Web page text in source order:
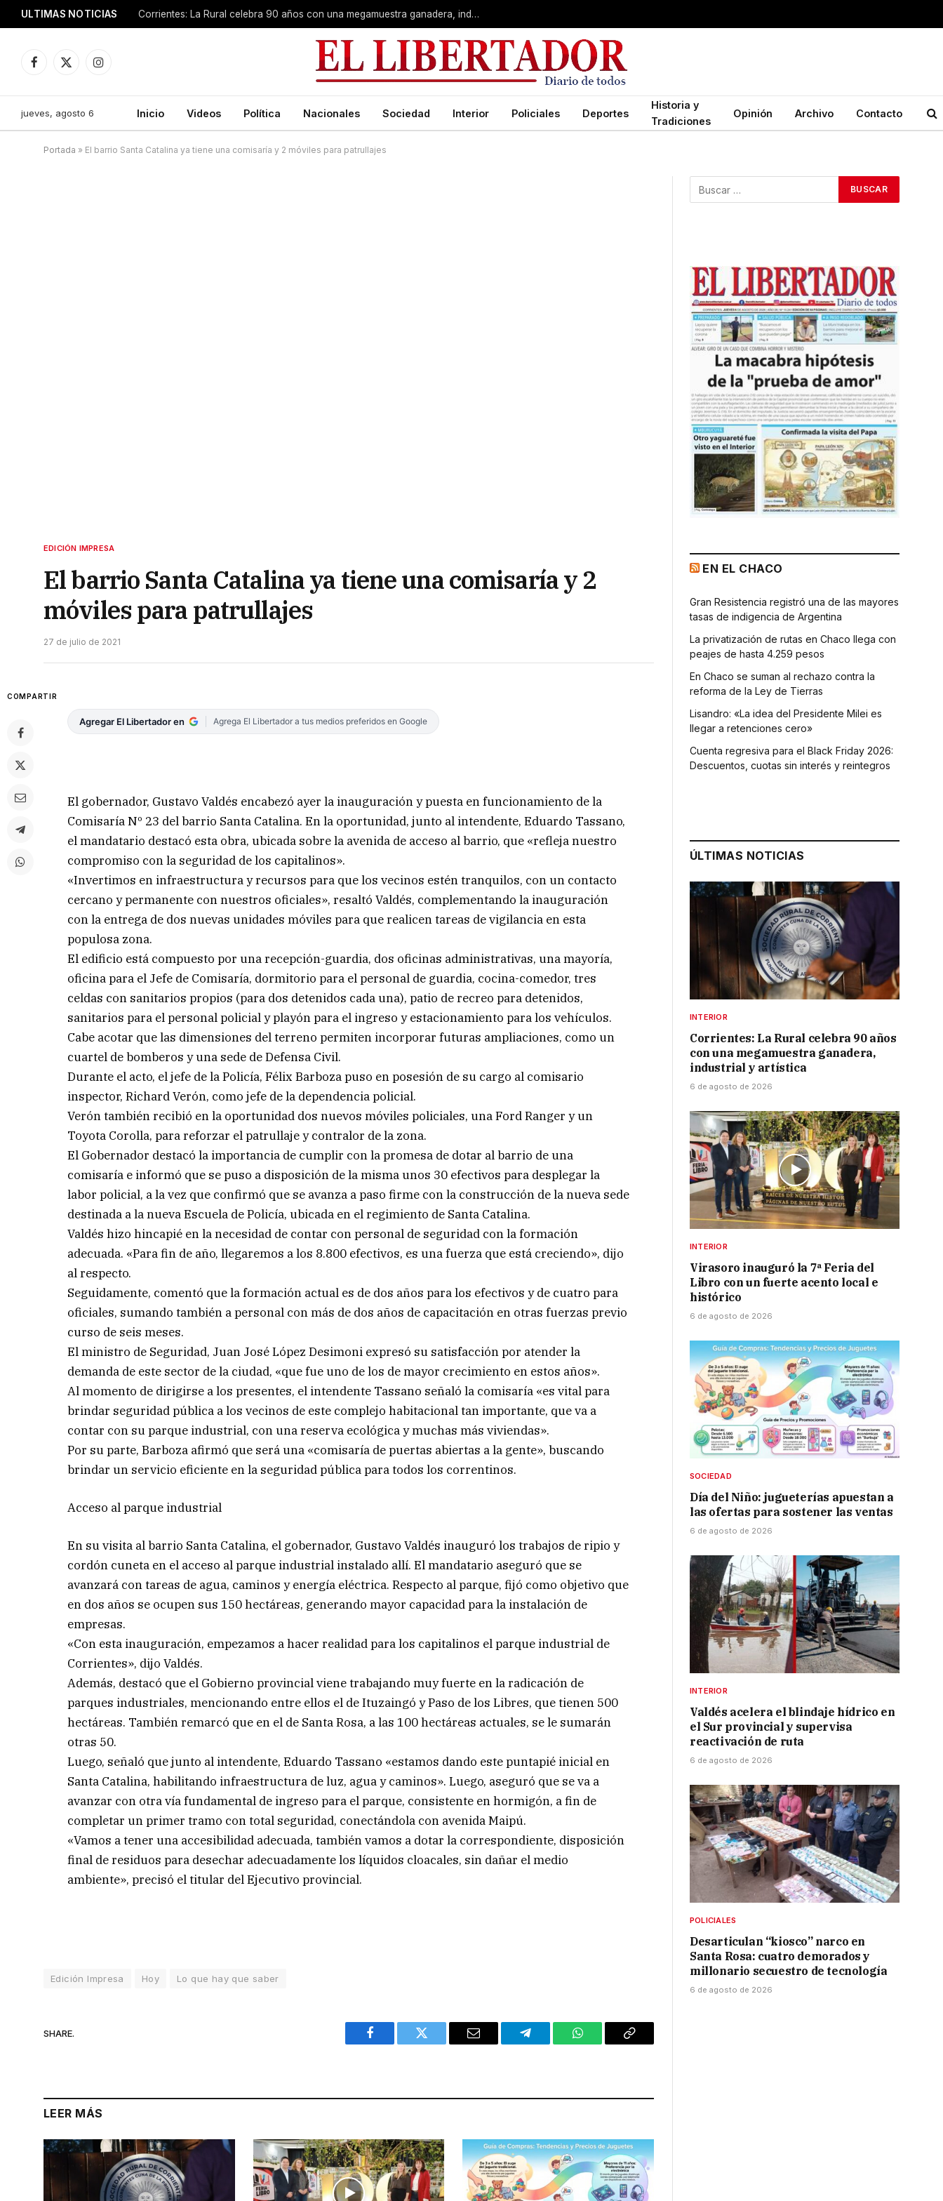
ULTIMAS NOTICIAS Corrientes: La Rural celebra 90 años con una megamuestra ganadera, industrial y artística
Facebook
X
Instagram
jueves, agosto 6 Inicio Videos Política Nacionales Sociedad Interior Policiales Deportes
Historia y
Tradiciones
Opinión Archivo Contacto
Portada » El barrio Santa Catalina ya tiene una comisaría y 2 móviles para patrullajes
EDICIÓN IMPRESA
El barrio Santa Catalina ya tiene una comisaría y 2
móviles para patrullajes
27 de julio de 2021
COMPARTIR
Agregar El Libertador en Agrega El Libertador a tus medios preferidos en Google
El gobernador, Gustavo Valdés encabezó ayer la inauguración y puesta en funcionamiento de la
Comisaría Nº 23 del barrio Santa Catalina. En la oportunidad, junto al intendente, Eduardo Tassano,
el mandatario destacó esta obra, ubicada sobre la avenida de acceso al barrio, que «refleja nuestro
compromiso con la seguridad de los capitalinos».
«Invertimos en infraestructura y recursos para que los vecinos estén tranquilos, con un contacto
cercano y permanente con nuestros oficiales», resaltó Valdés, complementando la inauguración
con la entrega de dos nuevas unidades móviles para que realicen tareas de vigilancia en esta
populosa zona.
El edificio está compuesto por una recepción-guardia, dos oficinas administrativas, una mayoría,
oficina para el Jefe de Comisaría, dormitorio para el personal de guardia, cocina-comedor, tres
celdas con sanitarios propios (para dos detenidos cada una), patio de recreo para detenidos,
sanitarios para el personal policial y playón para el ingreso y estacionamiento para los vehículos.
Cabe acotar que las dimensiones del terreno permiten incorporar futuras ampliaciones, como un
cuartel de bomberos y una sede de Defensa Civil.
Durante el acto, el jefe de la Policía, Félix Barboza puso en posesión de su cargo al comisario
inspector, Richard Verón, como jefe de la dependencia policial.
Verón también recibió en la oportunidad dos nuevos móviles policiales, una Ford Ranger y un
Toyota Corolla, para reforzar el patrullaje y contralor de la zona.
El Gobernador destacó la importancia de cumplir con la promesa de dotar al barrio de una
comisaría e informó que se puso a disposición de la misma unos 30 efectivos para desplegar la
labor policial, a la vez que confirmó que se avanza a paso firme con la construcción de la nueva sede
destinada a la nueva Escuela de Policía, ubicada en el regimiento de Santa Catalina.
Valdés hizo hincapié en la necesidad de contar con personal de seguridad con la formación
adecuada. «Para fin de año, llegaremos a los 8.800 efectivos, es una fuerza que está creciendo», dijo
al respecto.
Seguidamente, comentó que la formación actual es de dos años para los efectivos y de cuatro para
oficiales, sumando también a personal con más de dos años de capacitación en otras fuerzas previo
curso de seis meses.
El ministro de Seguridad, Juan José López Desimoni expresó su satisfacción por atender la
demanda de este sector de la ciudad, «que fue uno de los de mayor crecimiento en estos años».
Al momento de dirigirse a los presentes, el intendente Tassano señaló la comisaría «es vital para
brindar seguridad pública a los vecinos de este complejo habitacional tan importante, que va a
contar con su parque industrial, con una reserva ecológica y muchas más viviendas».
Por su parte, Barboza afirmó que será una «comisaría de puertas abiertas a la gente», buscando
brindar un servicio eficiente en la seguridad pública para todos los correntinos.
Acceso al parque industrial
En su visita al barrio Santa Catalina, el gobernador, Gustavo Valdés inauguró los trabajos de ripio y
cordón cuneta en el acceso al parque industrial instalado allí. El mandatario aseguró que se
avanzará con tareas de agua, caminos y energía eléctrica. Respecto al parque, fijó como objetivo que
en dos años se ocupen sus 150 hectáreas, generando mayor capacidad para la instalación de
empresas.
«Con esta inauguración, empezamos a hacer realidad para los capitalinos el parque industrial de
Corrientes», dijo Valdés.
Además, destacó que el Gobierno provincial viene trabajando muy fuerte en la radicación de
parques industriales, mencionando entre ellos el de Ituzaingó y Paso de los Libres, que tienen 500
hectáreas. También remarcó que en el de Santa Rosa, a las 100 hectáreas actuales, se le sumarán
otras 50.
Luego, señaló que junto al intendente, Eduardo Tassano «estamos dando este puntapié inicial en
Santa Catalina, habilitando infraestructura de luz, agua y caminos». Luego, aseguró que se va a
avanzar con otra vía fundamental de ingreso para el parque, consistente en hormigón, a fin de
completar un primer tramo con total seguridad, conectándola con avenida Maipú.
«Vamos a tener una accesibilidad adecuada, también vamos a dotar la correspondiente, disposición
final de residuos para desechar adecuadamente los líquidos cloacales, sin dañar el medio
ambiente», precisó el titular del Ejecutivo provincial.
Edición Impresa Hoy Lo que hay que saber
SHARE.
Facebook Twitter Email Telegram WhatsAppCopy
LEER MÁS
EN EL CHACO
Gran Resistencia registró una de las mayores
tasas de indigencia de Argentina
La privatización de rutas en Chaco llega con
peajes de hasta 4.259 pesos
En Chaco se suman al rechazo contra la
reforma de la Ley de Tierras
Lisandro: «La idea del Presidente Milei es
llegar a retenciones cero»
Cuenta regresiva para el Black Friday 2026:
Descuentos, cuotas sin interés y reintegros
ÚLTIMAS NOTICIAS
INTERIOR
Corrientes: La Rural celebra 90 años
con una megamuestra ganadera,
industrial y artística
6 de agosto de 2026
INTERIOR
Virasoro inauguró la 7ª Feria del
Libro con un fuerte acento local e
histórico
6 de agosto de 2026
SOCIEDAD
Día del Niño: jugueterías apuestan a
las ofertas para sostener las ventas
6 de agosto de 2026
INTERIOR
Valdés acelera el blindaje hídrico en
el Sur provincial y supervisa
reactivación de ruta
6 de agosto de 2026
POLICIALES
Desarticulan “kiosco” narco en
Santa Rosa: cuatro demorados y
millonario secuestro de tecnología
6 de agosto de 2026